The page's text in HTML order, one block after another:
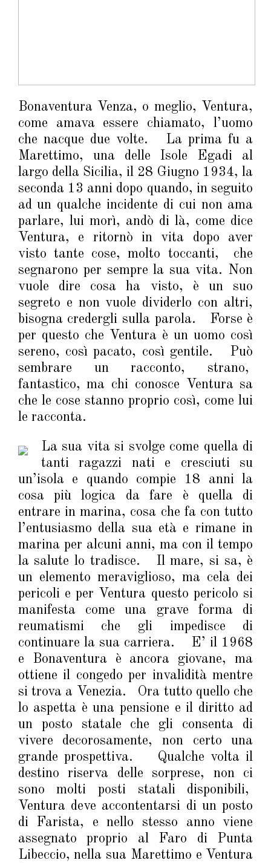
Bonaventura Venza, o meglio, Ventura,
come amava essere chiamato, l’uomo
che nacque due volte. La prima fu a
Marettimo, una delle Isole Egadi al
largo della Sicilia, il 28 Giugno 1934, la
seconda 13 anni dopo quando, in seguito
ad un qualche incidente di cui non ama
parlare, lui morì, andò di là, come dice
Ventura, e ritornò in vita dopo aver
visto tante cose, molto toccanti, che
segnarono per sempre la sua vita. Non
vuole dire cosa ha visto, è un suo
segreto e non vuole dividerlo con altri,
bisogna credergli sulla parola. Forse è
per questo che Ventura è un uomo così
sereno, così pacato, così gentile. Può
sembrare un racconto, strano,
fantastico, ma chi conosce Ventura sa
che le cose stanno proprio così, come lui
le racconta.
La sua vita si svolge come quella di
tanti ragazzi nati e cresciuti su
un’isola e quando compie 18 anni la
cosa più logica da fare è quella di
entrare in marina, cosa che fa con tutto
l’entusiasmo della sua età e rimane in
marina per alcuni anni, ma con il tempo
la salute lo tradisce. Il mare, si sa, è
un elemento meraviglioso, ma cela dei
pericoli e per Ventura questo pericolo si
manifesta come una grave forma di
reumatismi che gli impedisce di
continuare la sua carriera. E’ il 1968
e Bonaventura è ancora giovane, ma
ottiene il congedo per invalidità mentre
si trova a Venezia. Ora tutto quello che
lo aspetta è una pensione e il diritto ad
un posto statale che gli consenta di
vivere decorosamente, non certo una
grande prospettiva. Qualche volta il
destino riserva delle sorprese, non ci
sono molti posti statali disponibili,
Ventura deve accontentarsi di un posto
di Farista, e nello stesso anno viene
assegnato proprio al Faro di Punta
Libeccio, nella sua Marettimo e Ventura